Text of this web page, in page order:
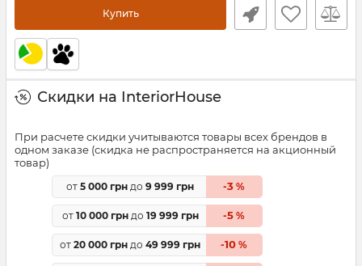
Купить
Скидки на InteriorHouse
При расчете скидки учитываются товары всех брендов в
одном заказе (скидка не распространяется на акционный
товар)
от 5 000 грн до 9 999 грн -3 %
от 10 000 грндо 19 999 грн -5 %
от 20 000 грн до 49 999 грн -10 %